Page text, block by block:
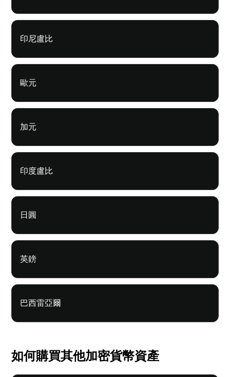
印尼盧比
歐元
加元
印度盧比
日圓
英鎊
巴西雷亞爾
如何購買其他加密貨幣資產